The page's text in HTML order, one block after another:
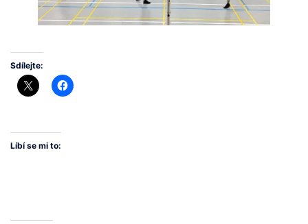
Sdílejte:
Líbí se mi to: